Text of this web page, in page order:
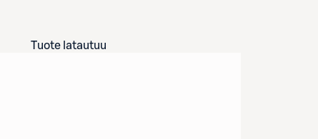
Tuote latautuu